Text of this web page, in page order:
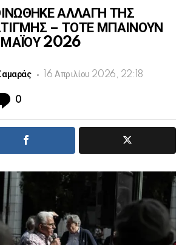
ΑΛΛΑΓΗ ΤΗΣ
– ΤΟΤΕ ΜΠΑΙΝΟΥΝ
ΜΑΪΟΥ 2026
16 Απριλίου 2026, 22:18
0